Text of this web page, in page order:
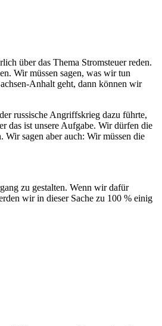
über das Thema Stromsteuer reden.
Wir müssen sagen, was wir tun
Anhalt geht, dann können wir
russische Angriffskrieg dazu führte,
das ist unsere Aufgabe. Wir dürfen die
sagen aber auch: Wir müssen die
zu gestalten. Wenn wir dafür
wir in dieser Sache zu 100 % einig